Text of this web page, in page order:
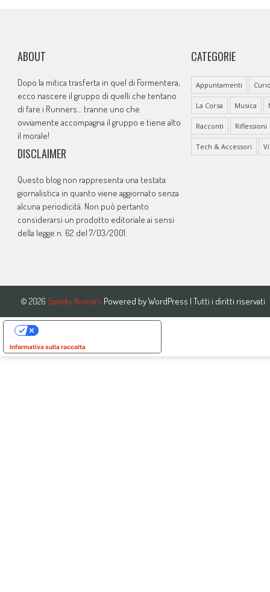
ABOUT
Dopo la mitica trasferta in quel di Formentera,
ecco nascere il gruppo di quelli che tentano
di fare i Runners… tranne uno che
ovviamente accompagna il gruppo e tiene alto
il morale!
DISCLAIMER
Questo blog non rappresenta una testata
giornalistica in quanto viene aggiornato senza
alcuna periodicità. Non può pertanto
considerarsi un prodotto editoriale ai sensi
della legge n. 62 del 7/03/2001.
CATEGORIE
Appuntamenti
La Corsa Musica
Racconti Riflessioni
Tech & Accessori
© 2026 Spanky Runners Powered byWordPress | Tutti i diritti riservati
Informativa sulla raccolta